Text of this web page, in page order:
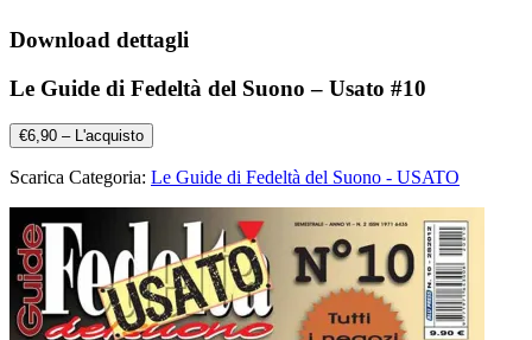
Download dettagli
Le Guide di Fedeltà del Suono – Usato #10
€6,90 – L'acquisto
Scarica Categoria: Le Guide di Fedeltà del Suono - USATO